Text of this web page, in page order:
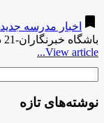
bookmark اخبار مدرسه جدید
باشگاه خبرنگاران-21 دقیقه پیش تلگرام ابزار رسانه
View article...
نوشته‌های تازه